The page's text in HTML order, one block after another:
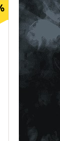
hvězdiček.